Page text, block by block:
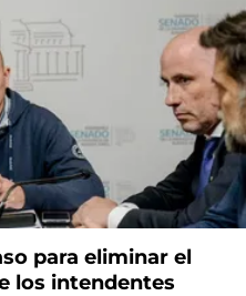
para eliminar el
los intendentes